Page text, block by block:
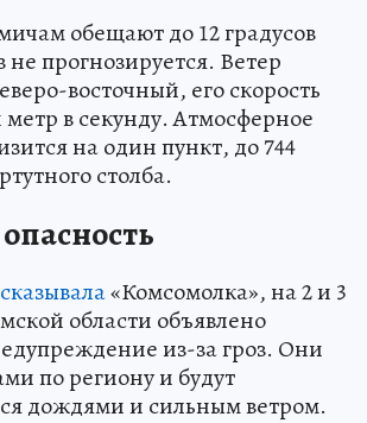
обещают до 12 градусов
не прогнозируется. Ветер
восточный, его скорость
метр в секунду. Атмосферное
на один пункт, до 744
столба.
«Комсомолка», на 2 и 3
области объявлено
из-за гроз. Они
по региону и будут
дождями и сильным ветром.